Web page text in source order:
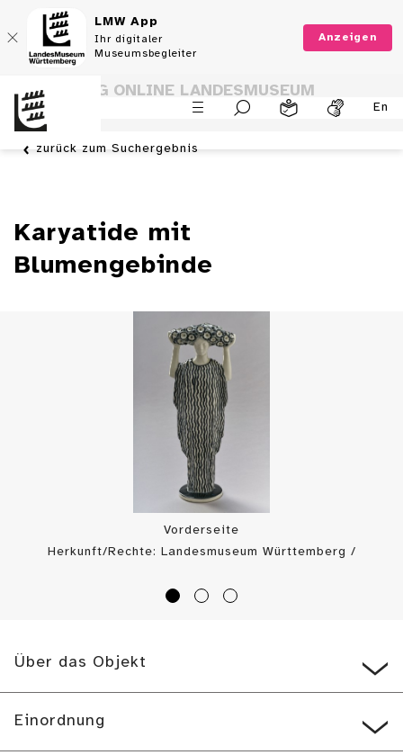
LMW App
Ihr digitaler
Museumsbegleiter
Anzeigen
En
SAMMLUNG ONLINE LANDESMUSEUM
WÜRTTEMBERG
zurück zum Suchergebnis
Karyatide mit
Blumengebinde
Vorderseite
Herkunft/Rechte: Landesmuseum Württemberg /
CC BY-SA)
Über das Objekt
Einordnung